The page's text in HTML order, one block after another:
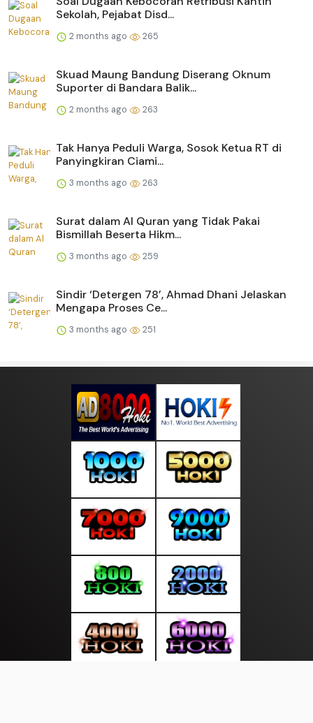
Sekolah, Pejabat Disd...
2 months ago 265
Skuad Maung Bandung Diserang Oknum
Suporter di Bandara Balik...
2 months ago 263
Tak Hanya Peduli Warga, Sosok Ketua RT di
Panyingkiran Ciami...
3 months ago 263
Surat dalam Al Quran yang Tidak Pakai
Bismillah Beserta Hikm...
3 months ago 259
Sindir ‘Detergen 78’, Ahmad Dhani Jelaskan
Mengapa Proses Ce...
3 months ago 251